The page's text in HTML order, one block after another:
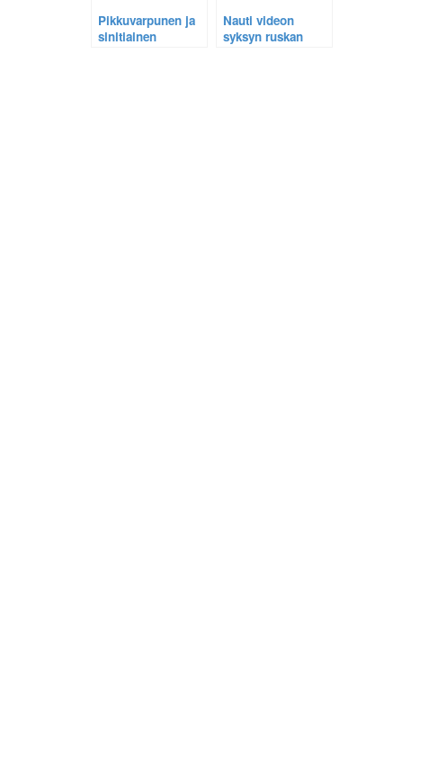
Pikkuvarpunen ja
sinitiainen
Nauti videon
syksyn ruskan